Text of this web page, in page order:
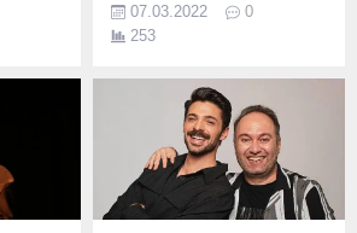
ile
Kocaeli sanatseverler için
seslendirdi Sanata ve
veren Kocaeli Büyükşehir
Belediyesi müzik severleri
konsersiz bırakmıyor.
07.03.2022
0
253